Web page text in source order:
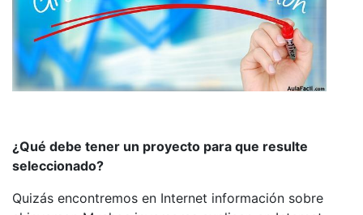
¿Qué debe tener un proyecto para que resulte
seleccionado?
Quizás encontremos en Internet información sobre